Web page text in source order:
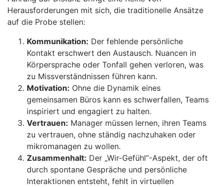
Herausforderungen mit sich, die traditionelle Ansätze
auf die Probe stellen:
Kommunikation: Der fehlende persönliche
Kontakt erschwert den Austausch. Nuancen in
Körpersprache oder Tonfall gehen verloren, was
zu Missverständnissen führen kann.
Motivation: Ohne die Dynamik eines
gemeinsamen Büros kann es schwerfallen, Teams
inspiriert und engagiert zu halten.
Vertrauen: Manager müssen lernen, ihren Teams
zu vertrauen, ohne ständig nachzuhaken oder
mikromanagen zu wollen.
Zusammenhalt: Der „Wir-Gefühl“-Aspekt, der oft
durch spontane Gespräche und persönliche
Interaktionen entsteht, fehlt in virtuellen